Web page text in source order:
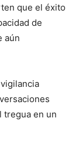
que el éxito
de
aún
tregua en un